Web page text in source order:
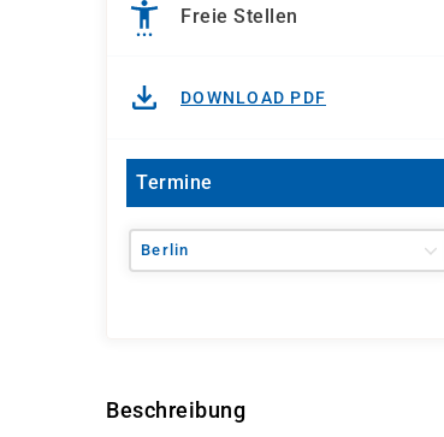
Freie Stellen
DOWNLOAD PDF
Termine
Berlin
Beschreibung